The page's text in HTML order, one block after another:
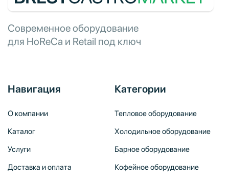
Современное оборудование
для HoReCa и Retail под ключ
Навигация
О компании
Каталог
Услуги
Доставка и оплата
Категории
Тепловое оборудование
Холодильное оборудование
Барное оборудование
Кофейное оборудование